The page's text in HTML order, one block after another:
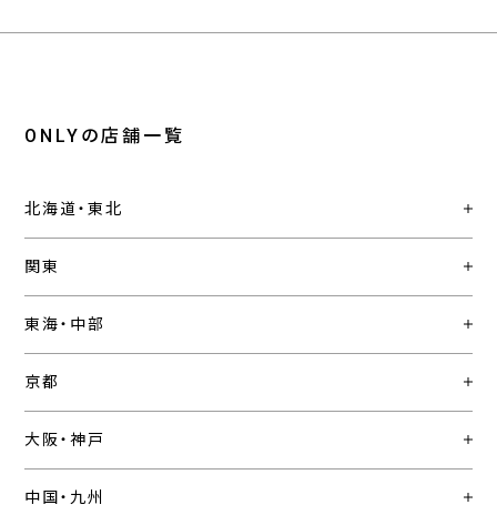
ONLYの店舗一覧
北海道・東北
関東
東海・中部
京都
大阪・神戸
中国・九州